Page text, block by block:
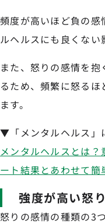
頻度が高いほど負の感
ルヘルスにも良くない
また、怒りの感情を
るため、頻繁に怒る
ます。
▼「メンタルヘルス」
メンタルヘルスとは
ート結果とあわせて簡
強度が高い怒り
怒りの感情の種類の3